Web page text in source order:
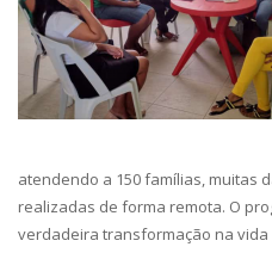
atendendo a 150 famílias, muitas
realizadas de forma remota. O
verdadeira transformação na vida